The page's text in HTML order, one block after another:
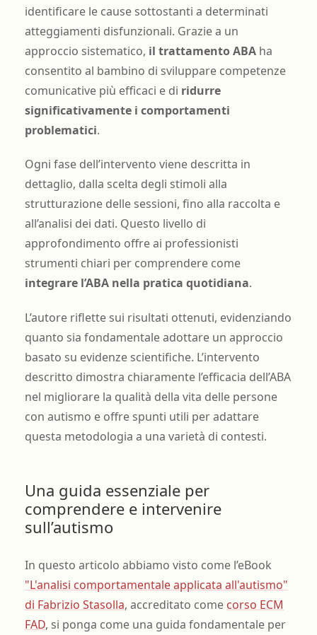
identificare le cause sottostanti a determinati
atteggiamenti disfunzionali. Grazie a un
approccio sistematico, il trattamento ABAha
consentito al bambino di sviluppare competenze
comunicative più efficaci e di ridurre
significativamente i comportamenti
problematici.
Ogni fase dell’intervento viene descritta in
dettaglio, dalla scelta degli stimoli alla
strutturazione delle sessioni, fino alla raccolta e
all’analisi dei dati. Questo livello di
approfondimento offre ai professionisti
strumenti chiari per comprendere come
integrare l’ABA nella pratica quotidiana.
L’autore riflette sui risultati ottenuti, evidenziando
quanto sia fondamentale adottare un approccio
basato su evidenze scientifiche. L’intervento
descritto dimostra chiaramente l’efficacia dell’ABA
nel migliorare la qualità della vita delle persone
con autismo e offre spunti utili per adattare
questa metodologia a una varietà di contesti.
Una guida essenziale per
comprendere e intervenire
sull’autismo
In questo articolo abbiamo visto come l’eBook
"L'analisi comportamentale applicata all'autismo"
di Fabrizio Stasolla, accreditato come corso ECM
FAD, si ponga come una guida fondamentale per